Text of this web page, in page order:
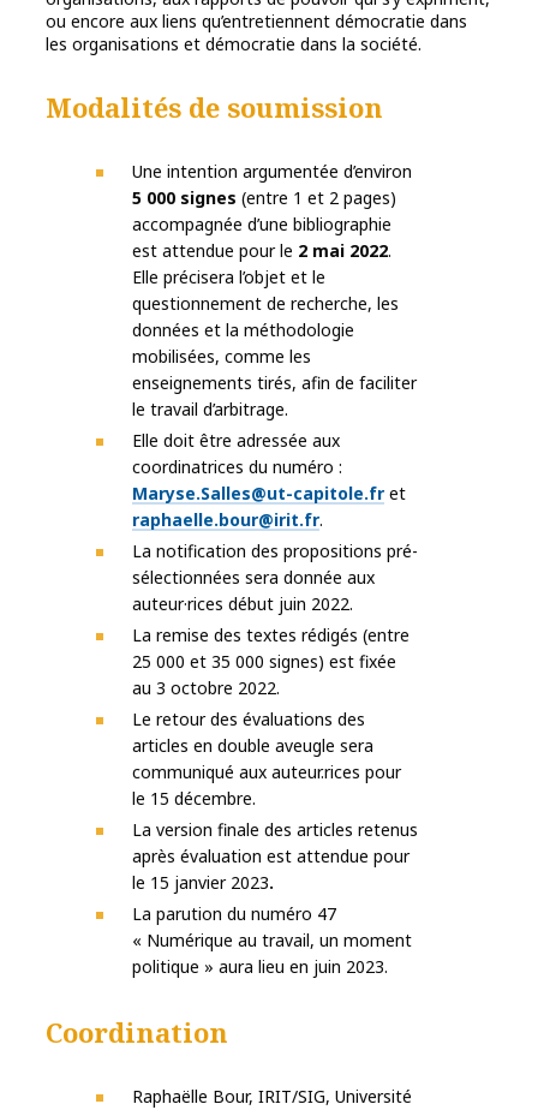
ou encore aux liens qu’entretiennent démocratie dans
les organisations et démocratie dans la société.
Modalités de soumission
Une intention argumentée d’environ
5 000 signes (entre 1 et 2 pages)
accompagnée d’une bibliographie
est attendue pour le 2 mai 2022.
Elle précisera l’objet et le
questionnement de recherche, les
données et la méthodologie
mobilisées, comme les
enseignements tirés, afin de faciliter
le travail d’arbitrage.
Elle doit être adressée aux
coordinatrices du numéro :
Maryse.Salles@ut-capitole.fr et
raphaelle.bour@irit.fr.
La notification des propositions pré-
sélectionnées sera donnée aux
auteur·rices début juin 2022.
La remise des textes rédigés (entre
25 000 et 35 000 signes) est fixée
au 3 octobre 2022.
Le retour des évaluations des
articles en double aveugle sera
communiqué aux auteur.rices pour
le 15 décembre.
La version finale des articles retenus
après évaluation est attendue pour
le 15 janvier 2023.
La parution du numéro 47
« Numérique au travail, un moment
politique » aura lieu en juin 2023.
Coordination
Raphaëlle Bour, IRIT/SIG, Université